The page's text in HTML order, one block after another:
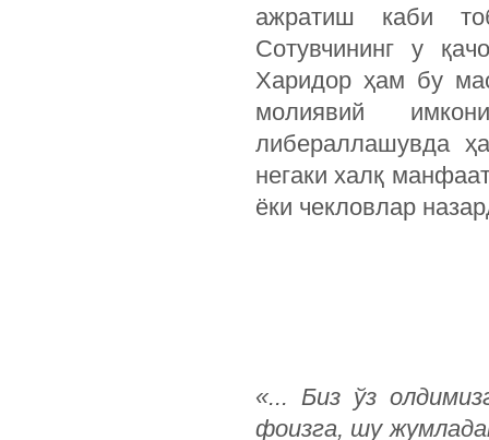
ажратиш каби
Сотувчининг у
Харидор ҳам бу
молиявий
либераллашувда
негаки халқ
ёки чекловлар
«... Биз ўз
фоизга, шу